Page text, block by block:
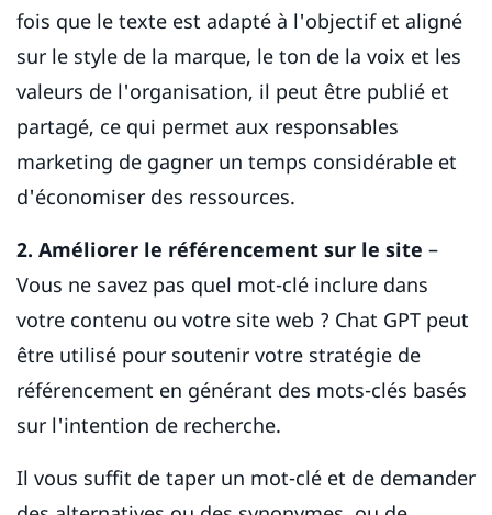
fois que le texte est adapté à l'objectif et aligné
sur le style de la marque, le ton de la voix et les
valeurs de l'organisation, il peut être publié et
partagé, ce qui permet aux responsables
marketing de gagner un temps considérable et
d'économiser des ressources.
2. Améliorer le référencement sur le site –
Vous ne savez pas quel mot-clé inclure dans
votre contenu ou votre site web ? Chat GPT peut
être utilisé pour soutenir votre stratégie de
référencement en générant des mots-clés basés
sur l'intention de recherche.
Il vous suffit de taper un mot-clé et de demander